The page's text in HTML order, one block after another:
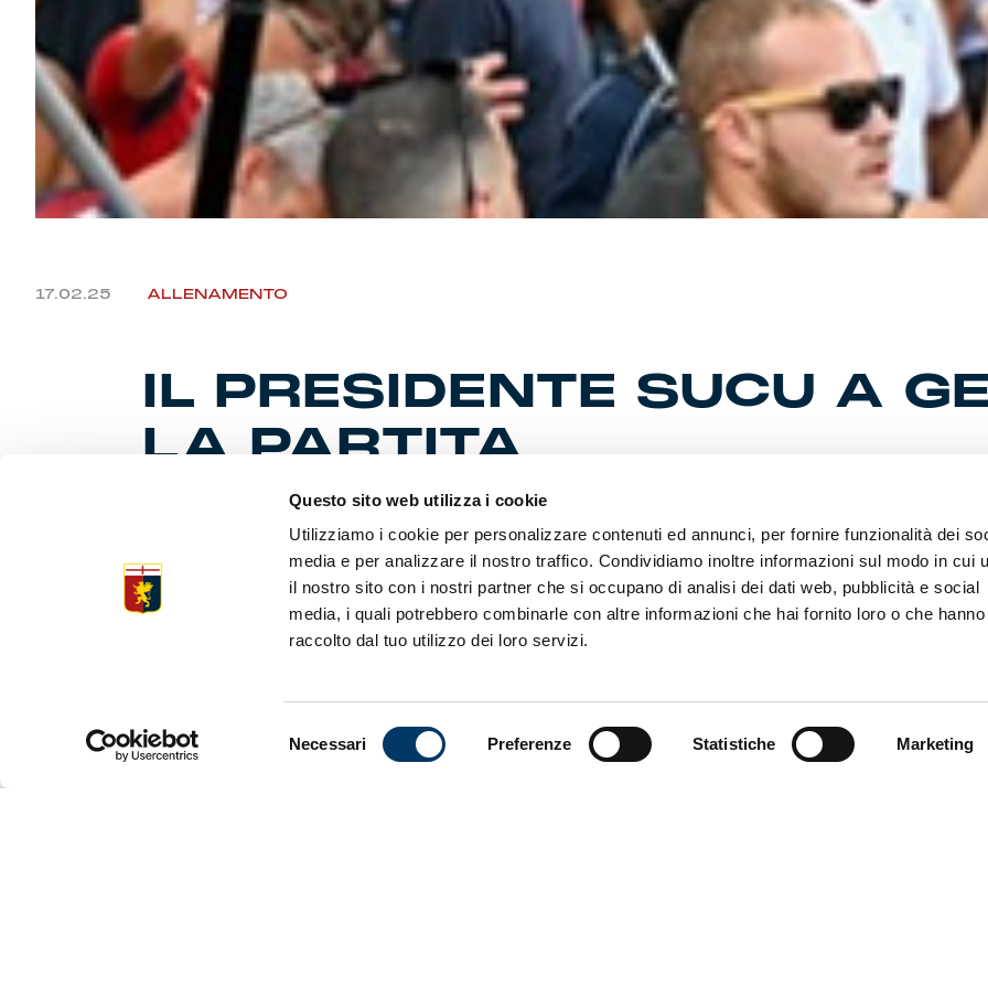
Questo sito web utilizza i cookie
Utilizziamo i cookie per personalizzare contenuti ed annunci, per fornire funzionalità dei
media e per analizzare il nostro traffico. Condividiamo inoltre informazioni sul modo in cui
il nostro sito con i nostri partner che si occupano di analisi dei dati web, pubblicità e social
media, i quali potrebbero combinarle con altre informazioni che hai fornito loro o che hanno
raccolto dal tuo utilizzo dei loro servizi.
Necessari Preferenze Statistiche Marketing
17.02.25 ALLENAMENTO
IL PRESIDENTE SUCU A
LA PARTITA
• Al “Ferraris” il monday-match con il Venezia alle 20:45
• Il presidente Sucu in villa con dirigenti, tecnici e squadra
• Rifinitura ultimata lunedì mattina nel fortino di Multedo
• Lo staff ha diffuso l’elenco dei convocati per la partita
• Prima chiamata per Malinvoskyi a 149 giorni da infortunio
• Compleanno n. 31 per Leali in occasione del match-day
• Annunciata coreografia significativa in Gradinata Nord
• Biglietterie stadio in servizio in via Monnet dalle 15:45
• Disponibili tagliandi per Grad. Laterale, Distinti e Tribuna